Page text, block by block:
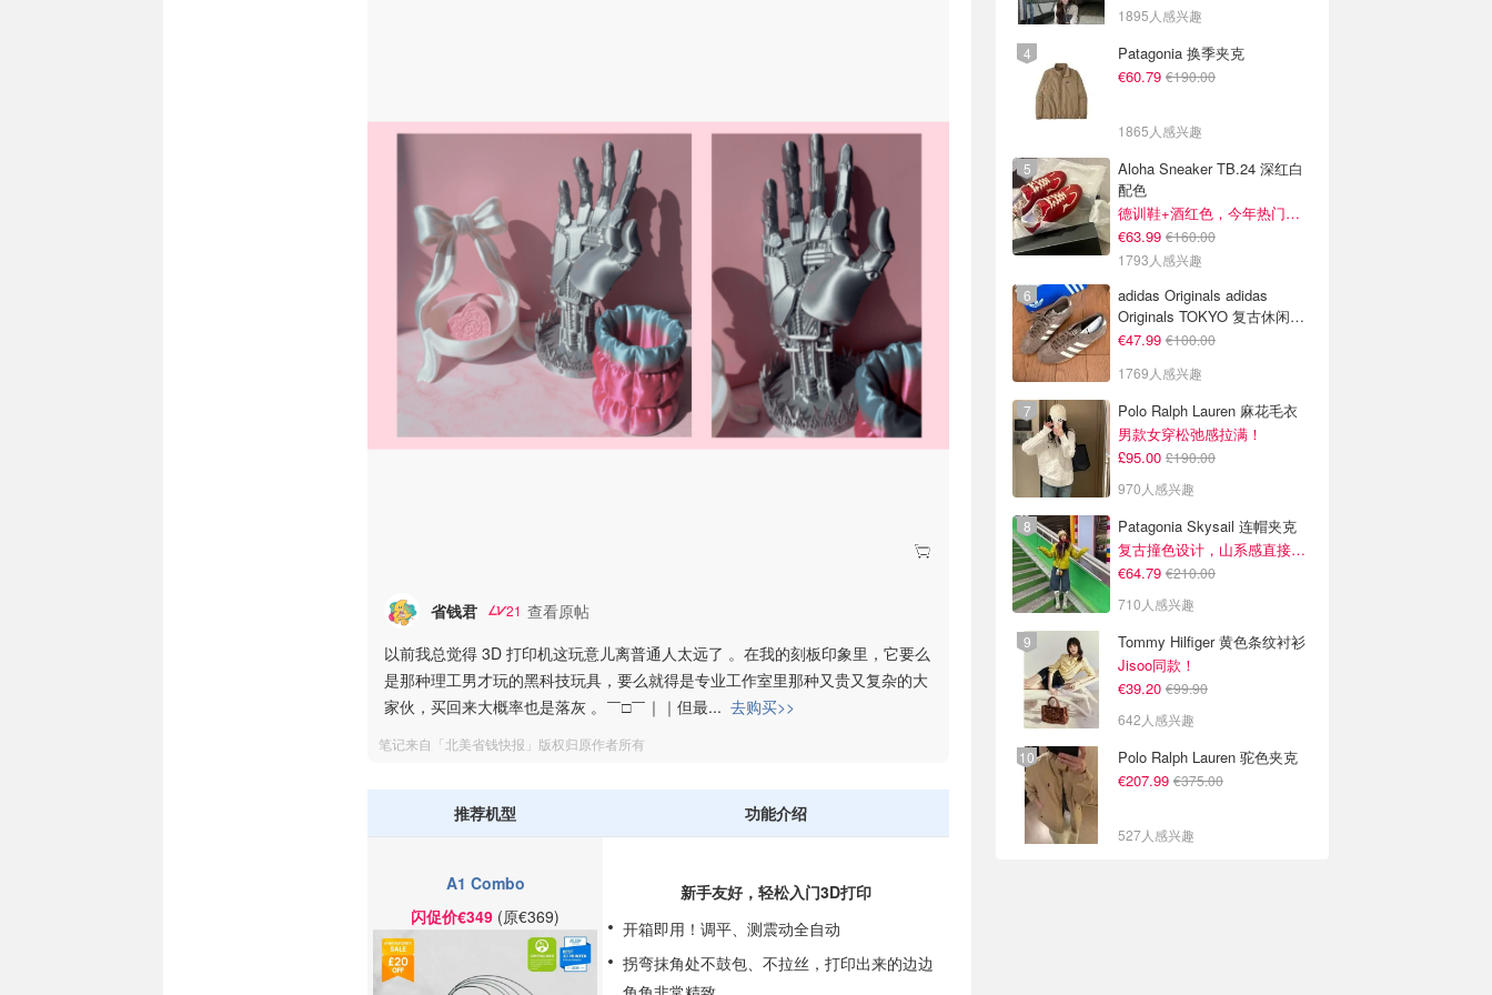
省钱君 21 查看原帖
以前我总觉得 3D 打印机这玩意儿离普通人太远了 。在我的刻板印象里，它要么
是那种理工男才玩的黑科技玩具，要么就得是专业工作室里那种又贵又复杂的大
家伙，买回来大概率也是落灰 。￣□￣｜｜但最... 去购买>>
笔记来自「北美省钱快报」版权归原作者所有
推荐机型 功能介绍
A1 Combo
闪促价€349 (原€369)
新手友好，轻松入门3D打印
开箱即用！调平、测震动全自动
拐弯抹角处不鼓包、不拉丝，打印出来的边边
1895人感兴趣
Patagonia 换季夹克
€60.79 €190.00
1865人感兴趣
Aloha Sneaker TB.24 深红白
配色
德训鞋+酒红色，今年热门组合！
€63.99 €160.00
1793人感兴趣
adidas Originals adidas
Originals TOKYO 复古休闲鞋
深棕色
€47.99 €100.00
1769人感兴趣
Polo Ralph Lauren 麻花毛衣
男款女穿松弛感拉满！
£95.00 £190.00
970人感兴趣
Patagonia Skysail 连帽夹克
复古撞色设计，山系感直接拉满
€64.79 €210.00
710人感兴趣
Tommy Hilfiger 黄色条纹衬衫
Jisoo同款！
€39.20 €99.90
642人感兴趣
Polo Ralph Lauren 驼色夹克
€207.99 €375.00
527人感兴趣